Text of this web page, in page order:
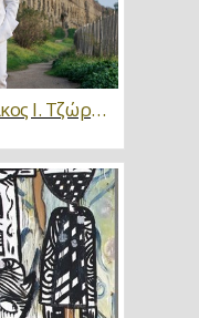
Τέσσερα σονέτα * Νίκος Ι. Τζώρτζης